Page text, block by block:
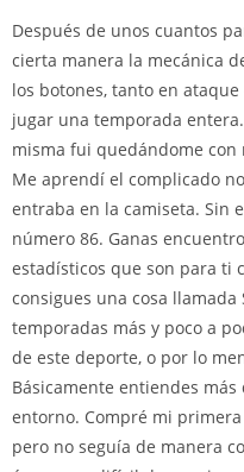
Después de unos cuantos
cierta manera la mecánica
los botones, tanto en
jugar una temporada
misma fui quedándome con
Me aprendí el complicado
entraba en la camiseta. Sin
número 86. Ganas
estadísticos que son para ti
consigues una cosa llamada
temporadas más y poco a
de este deporte, o por lo
Básicamente entiendes
entorno. Compré mi
pero no seguía de manera